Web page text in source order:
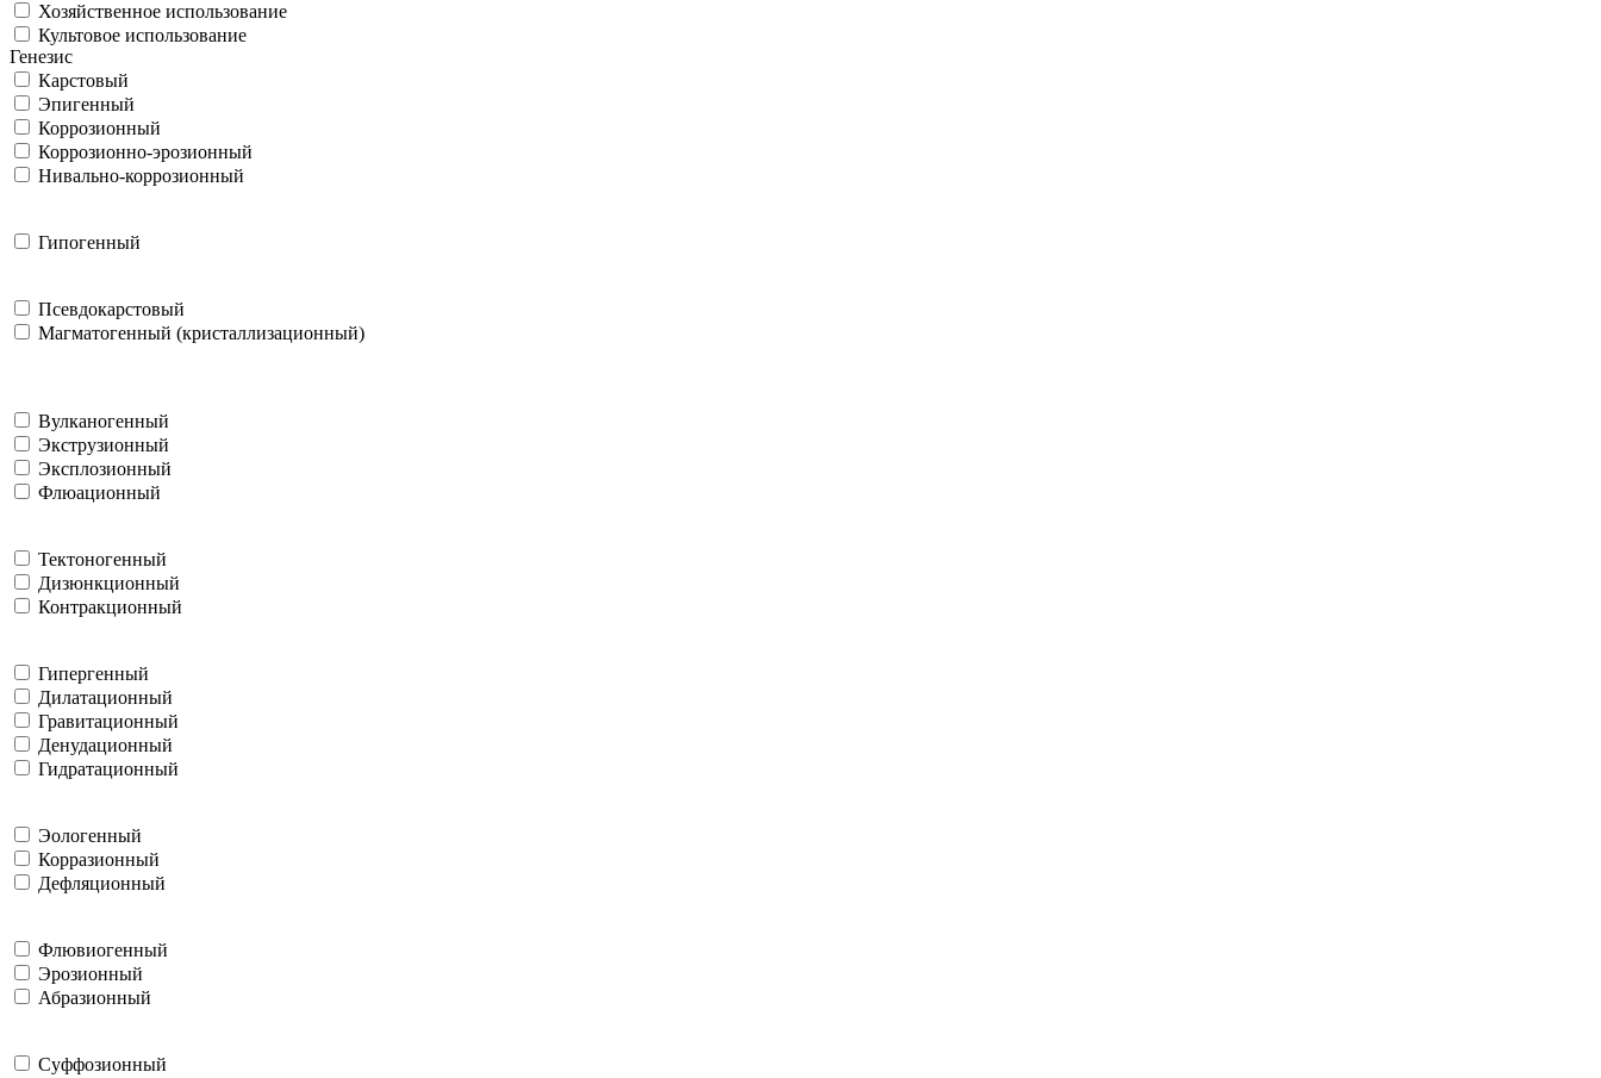
Хозяйственное использование
Культовое использование
Генезис
Карстовый
Эпигенный
Коррозионный
Коррозионно-эрозионный
Нивально-коррозионный
Гипогенный
Псевдокарстовый
Магматогенный (кристаллизационный)
Вулканогенный
Экструзионный
Эксплозионный
Флюационный
Тектоногенный
Дизюнкционный
Контракционный
Гипергенный
Дилатационный
Гравитационный
Денудационный
Гидратационный
Эологенный
Корразионный
Дефляционный
Флювиогенный
Эрозионный
Абразионный
Суффозионный